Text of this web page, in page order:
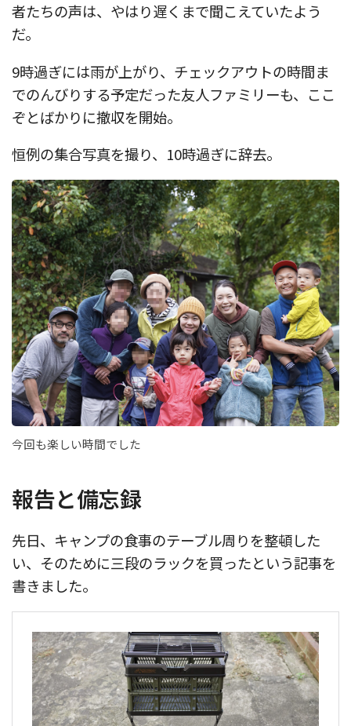
者たちの声は、やはり遅くまで聞こえていたよう
だ。
9時過ぎには雨が上がり、チェックアウトの時間ま
でのんびりする予定だった友人ファミリーも、ここ
ぞとばかりに撤収を開始。
恒例の集合写真を撮り、10時過ぎに辞去。
今回も楽しい時間でした
報告と備忘録
先日、キャンプの食事のテーブル周りを整頓した
い、そのために三段のラックを買ったという記事を
書きました。